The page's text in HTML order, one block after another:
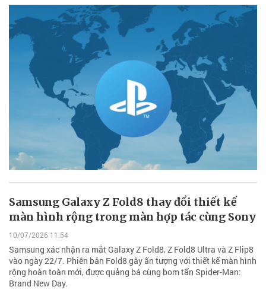
Samsung Galaxy Z Fold8 thay đổi thiết kế
màn hình rộng trong màn hợp tác cùng Sony
10/07/2026 11:54
Samsung xác nhận ra mắt Galaxy Z Fold8, Z Fold8 Ultra và Z Flip8
vào ngày 22/7. Phiên bản Fold8 gây ấn tượng với thiết kế màn hình
rộng hoàn toàn mới, được quảng bá cùng bom tấn Spider-Man:
Brand New Day.